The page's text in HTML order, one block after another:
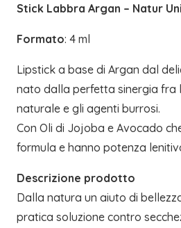
Stick Labbra Argan – Natur
Formato: 4 ml
Lipstick a base di Argan dal
nato dalla perfetta sinergia fra
naturale e gli agenti burrosi.
Con Oli di Jojoba e Avocado
formula e hanno potenza
Descrizione prodotto
Dalla natura un aiuto di
pratica soluzione contro